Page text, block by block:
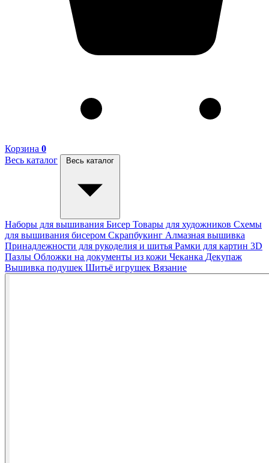
Корзина 0
Весь каталог
Весь каталог
Наборы для вышивания Бисер Товары для художников Схемы
для вышивания бисером Скрапбукинг Алмазная вышивка
Принадлежности для рукоделия и шитья Рамки для картин 3D
Пазлы Обложки на документы из кожи Чеканка Декупаж
Вышивка подушек Шитьё игрушек Вязание